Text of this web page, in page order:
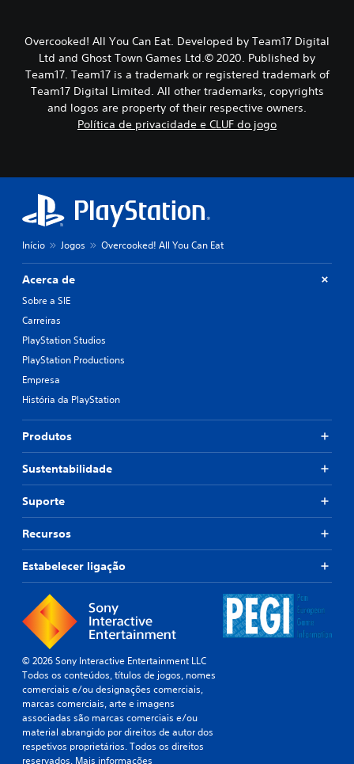
Overcooked! All You Can Eat. Developed by Team17 Digital
Ltd and Ghost Town Games Ltd.© 2020. Published by
Team17. Team17 is a trademark or registered trademark of
Team17 Digital Limited. All other trademarks, copyrights
and logos are property of their respective owners.
Política de privacidade e CLUF do jogo
Início Jogos Overcooked! All You Can Eat
Acerca de
Sobre a SIE
Carreiras
PlayStation Studios
PlayStation Productions
Empresa
História da PlayStation
Produtos
Sustentabilidade
Suporte
Recursos
Estabelecer ligação
© 2026 Sony Interactive Entertainment LLC
Todos os conteúdos, títulos de jogos, nomes
comerciais e/ou designações comerciais,
marcas comerciais, arte e imagens
associadas são marcas comerciais e/ou
material abrangido por direitos de autor dos
respetivos proprietários. Todos os direitos
reservados. Mais informações